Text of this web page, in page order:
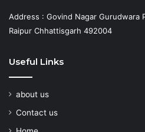
Address : Govind Nagar Gurudwara
Raipur Chhattisgarh 492004
Useful Links
about us
Contact us